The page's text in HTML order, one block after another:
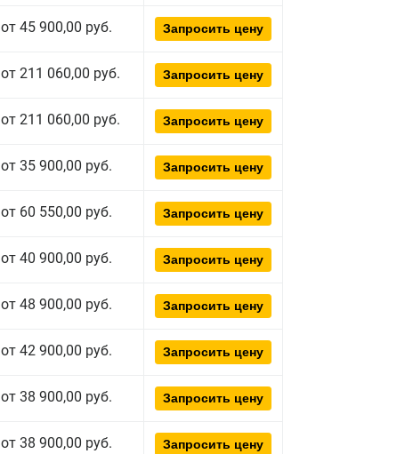
от 45 900,00 руб. Запросить цену
от 211 060,00 руб. Запросить цену
от 211 060,00 руб. Запросить цену
от 35 900,00 руб. Запросить цену
от 60 550,00 руб. Запросить цену
от 40 900,00 руб. Запросить цену
от 48 900,00 руб. Запросить цену
от 42 900,00 руб. Запросить цену
от 38 900,00 руб. Запросить цену
от 38 900,00 руб. Запросить цену